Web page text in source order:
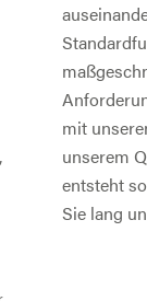
mit
unserem
entsteht
Sie lang